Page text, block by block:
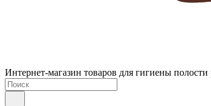
Интернет-магазин товаров для гигиены полости